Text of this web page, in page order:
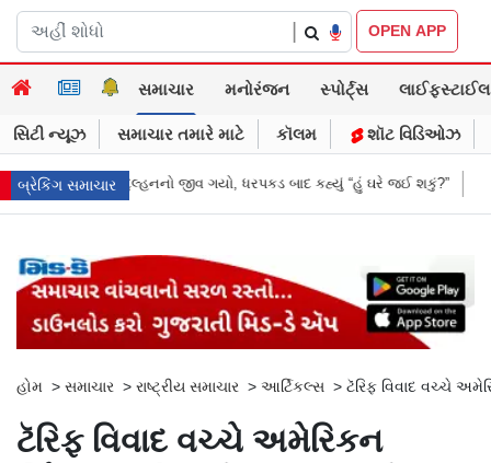
OPEN APP
સમાચાર મનોરંજન સ્પોર્ટ્સ લાઈફસ્ટાઈલ
સિટી ન્યૂઝ સમાચાર તમારે માટે કૉલમ શૉટ વિડિઓઝ
બ્રેકિંગ સમાચાર
ધરપકડ બાદ કહ્યું “હું ઘરે જઈ શકું?” ‘હું બાબા બાગેશ્વર નથી...’: IIT દિલ્હીમાં
હોમ > સમાચાર > રાષ્ટ્રીય સમાચાર > આર્ટિકલ્સ > ટૅરિફ વિવાદ વચ્ચે
ટૅરિફ વિવાદ વચ્ચે અમેરિકન